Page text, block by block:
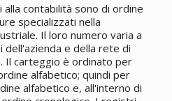
alla contabilità sono di ordine
specializzati nella
Il loro numero varia a
dell'azienda e della rete di
Il carteggio è ordinato per
alfabetico; quindi per
alfabetico e, all'interno di